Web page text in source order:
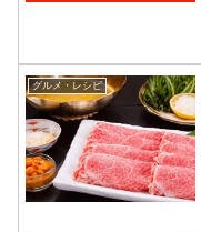
グルメ・レシピ